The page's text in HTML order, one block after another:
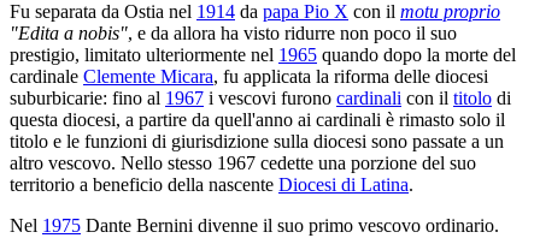
Fu separata da Ostia nel 1914 da papa Pio X con il motu proprio
"Edita a nobis", e da allora ha visto ridurre non poco il suo
prestigio, limitato ulteriormente nel 1965 quando dopo la morte del
cardinale Clemente Micara, fu applicata la riforma delle diocesi
suburbicarie: fino al 1967 i vescovi furono cardinali con il titolo di
questa diocesi, a partire da quell'anno ai cardinali è rimasto solo il
titolo e le funzioni di giurisdizione sulla diocesi sono passate a un
altro vescovo. Nello stesso 1967 cedette una porzione del suo
territorio a beneficio della nascente Diocesi di Latina.
Nel 1975 Dante Bernini divenne il suo primo vescovo ordinario.